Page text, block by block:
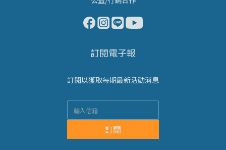
訂閱電子報
訂閱以獲取每期最新活動消息
訂閱